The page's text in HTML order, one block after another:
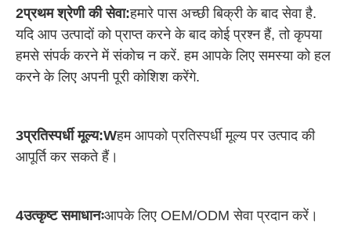
2प्रथम श्रेणी की सेवा:हमारे पास अच्छी बिक्री के बाद सेवा है.
यदि आप उत्पादों को प्राप्त करने के बाद कोई प्रश्न हैं, तो कृपया
हमसे संपर्क करने में संकोच न करें. हम आपके लिए समस्या को हल
करने के लिए अपनी पूरी कोशिश करेंगे.
3प्रतिस्पर्धी मूल्य:Wहम आपको प्रतिस्पर्धी मूल्य पर उत्पाद की
आपूर्ति कर सकते हैं।
4उत्कृष्ट समाधानःआपके लिए OEM/ODM सेवा प्रदान करें।